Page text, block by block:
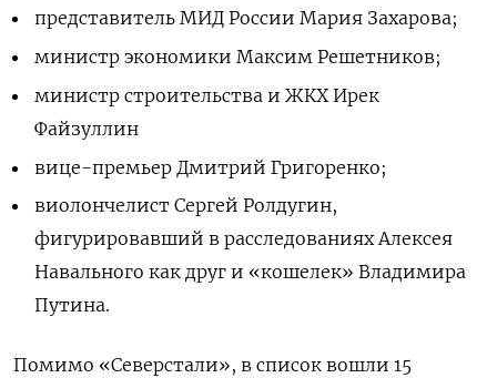
представитель МИД России Мария Захарова;
министр экономики Максим Решетников;
министр строительства и ЖКХ Ирек
Файзуллин
вице-премьер Дмитрий Григоренко;
виолончелист Сергей Ролдугин,
фигурировавший в расследованиях Алексея
Навального как друг и «кошелек» Владимира
Путина.
Помимо «Северстали», в список вошли 15